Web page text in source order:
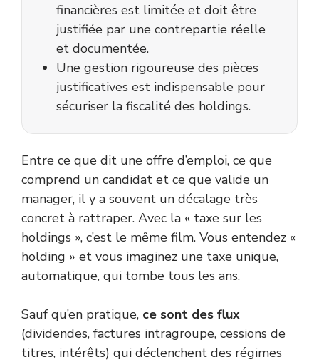
financières est limitée et doit être
justifiée par une contrepartie réelle
et documentée.
Une gestion rigoureuse des pièces
justificatives est indispensable pour
sécuriser la fiscalité des holdings.
Entre ce que dit une offre d’emploi, ce que
comprend un candidat et ce que valide un
manager, il y a souvent un décalage très
concret à rattraper. Avec la « taxe sur les
holdings », c’est le même film. Vous entendez «
holding » et vous imaginez une taxe unique,
automatique, qui tombe tous les ans.
Sauf qu’en pratique, ce sont des flux
(dividendes, factures intragroupe, cessions de
titres, intérêts) qui déclenchent des régimes